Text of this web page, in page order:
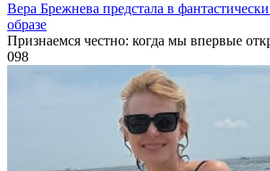
Вера Брежнева предстала в
образе
Признаемся честно: когда мы впервые
098